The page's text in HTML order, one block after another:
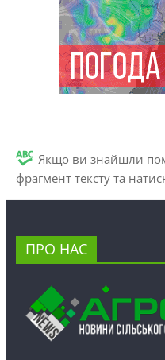
Якщо ви знайшли
фрагмент тексту та
ПРО НАС